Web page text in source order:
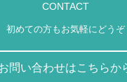
CONTACT
初めての方もお気軽にどうぞ
問い合わせはこちらか